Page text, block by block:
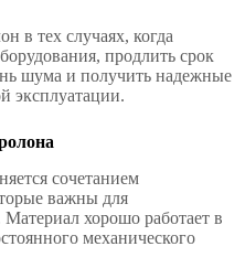
в тех случаях, когда
продлить срок
шума и получить надежные
эксплуатации.
сочетанием
важны для
хорошо работает в
механического